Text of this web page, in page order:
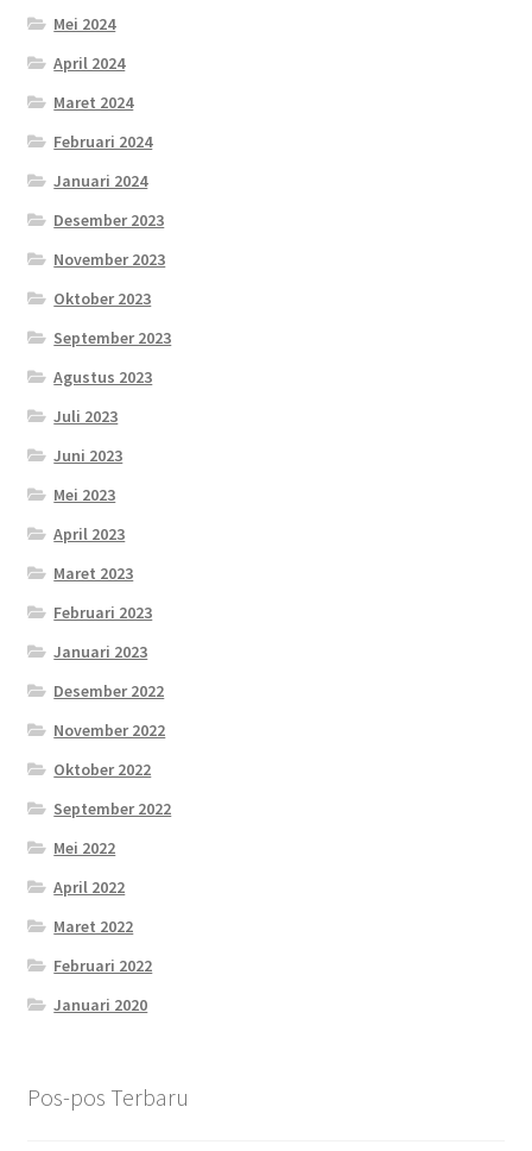
Mei 2024
April 2024
Maret 2024
Februari 2024
Januari 2024
Desember 2023
November 2023
Oktober 2023
September 2023
Agustus 2023
Juli 2023
Juni 2023
Mei 2023
April 2023
Maret 2023
Februari 2023
Januari 2023
Desember 2022
November 2022
Oktober 2022
September 2022
Mei 2022
April 2022
Maret 2022
Februari 2022
Januari 2020
Pos-pos Terbaru